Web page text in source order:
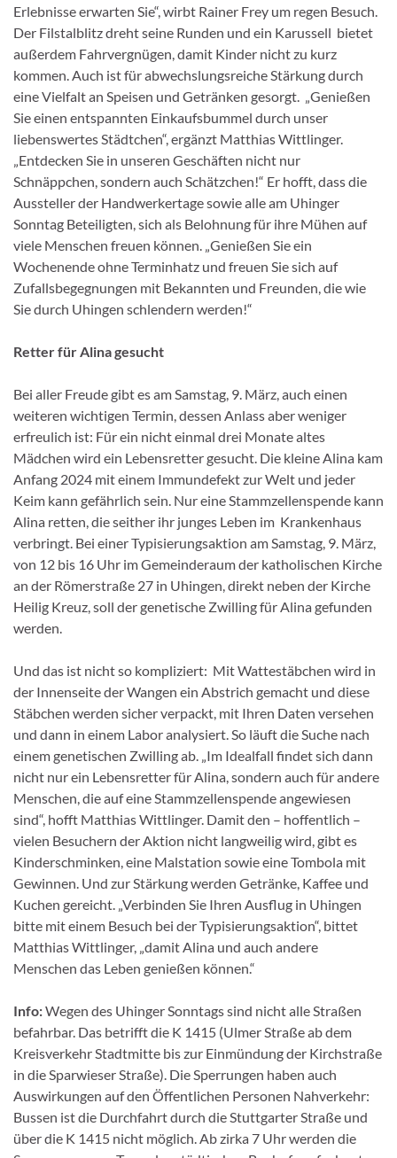
Erlebnisse erwarten Sie“, wirbt Rainer Frey um regen Besuch.
Der Filstalblitz dreht seine Runden und ein Karussell bietet
außerdem Fahrvergnügen, damit Kinder nicht zu kurz
kommen. Auch ist für abwechslungsreiche Stärkung durch
eine Vielfalt an Speisen und Getränken gesorgt. „Genießen
Sie einen entspannten Einkaufsbummel durch unser
liebenswertes Städtchen“, ergänzt Matthias Wittlinger.
„Entdecken Sie in unseren Geschäften nicht nur
Schnäppchen, sondern auch Schätzchen!“ Er hofft, dass die
Aussteller der Handwerkertage sowie alle am Uhinger
Sonntag Beteiligten, sich als Belohnung für ihre Mühen auf
viele Menschen freuen können. „Genießen Sie ein
Wochenende ohne Terminhatz und freuen Sie sich auf
Zufallsbegegnungen mit Bekannten und Freunden, die wie
Sie durch Uhingen schlendern werden!“
Retter für Alina gesucht
Bei aller Freude gibt es am Samstag, 9. März, auch einen
weiteren wichtigen Termin, dessen Anlass aber weniger
erfreulich ist: Für ein nicht einmal drei Monate altes
Mädchen wird ein Lebensretter gesucht. Die kleine Alina kam
Anfang 2024 mit einem Immundefekt zur Welt und jeder
Keim kann gefährlich sein. Nur eine Stammzellenspende kann
Alina retten, die seither ihr junges Leben im Krankenhaus
verbringt. Bei einer Typisierungsaktion am Samstag, 9. März,
von 12 bis 16 Uhr im Gemeinderaum der katholischen Kirche
an der Römerstraße 27 in Uhingen, direkt neben der Kirche
Heilig Kreuz, soll der genetische Zwilling für Alina gefunden
werden.
Und das ist nicht so kompliziert: Mit Wattestäbchen wird in
der Innenseite der Wangen ein Abstrich gemacht und diese
Stäbchen werden sicher verpackt, mit Ihren Daten versehen
und dann in einem Labor analysiert. So läuft die Suche nach
einem genetischen Zwilling ab. „Im Idealfall findet sich dann
nicht nur ein Lebensretter für Alina, sondern auch für andere
Menschen, die auf eine Stammzellenspende angewiesen
sind“, hofft Matthias Wittlinger. Damit den – hoffentlich –
vielen Besuchern der Aktion nicht langweilig wird, gibt es
Kinderschminken, eine Malstation sowie eine Tombola mit
Gewinnen. Und zur Stärkung werden Getränke, Kaffee und
Kuchen gereicht. „Verbinden Sie Ihren Ausflug in Uhingen
bitte mit einem Besuch bei der Typisierungsaktion“, bittet
Matthias Wittlinger, „damit Alina und auch andere
Menschen das Leben genießen können.“
Info:Wegen des Uhinger Sonntags sind nicht alle Straßen
befahrbar. Das betrifft die K 1415 (Ulmer Straße ab dem
Kreisverkehr Stadtmitte bis zur Einmündung der Kirchstraße
in die Sparwieser Straße). Die Sperrungen haben auch
Auswirkungen auf den Öffentlichen Personen Nahverkehr:
Bussen ist die Durchfahrt durch die Stuttgarter Straße und
über die K 1415 nicht möglich. Ab zirka 7 Uhr werden die